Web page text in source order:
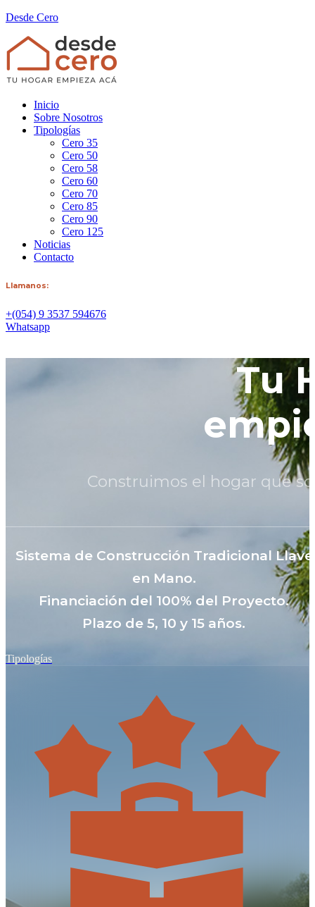
Desde Cero
Inicio
Sobre Nosotros
Tipologías
Cero 35
Cero 50
Cero 58
Cero 60
Cero 70
Cero 85
Cero 90
Cero 125
Noticias
Contacto
Llamanos:
+(054) 9 3537 594676
Whatsapp
Tu
Construimos el hogar que
Sistema de Construcción Tradicional Llave
en Mano.
Financiación del 100% del Proyecto.
Plazo de 5, 10 y 15 años.
Tipologías